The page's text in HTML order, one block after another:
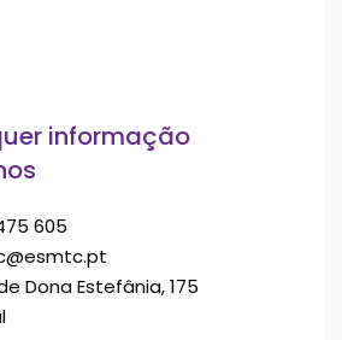
informação
605
Dona Estefânia, 175